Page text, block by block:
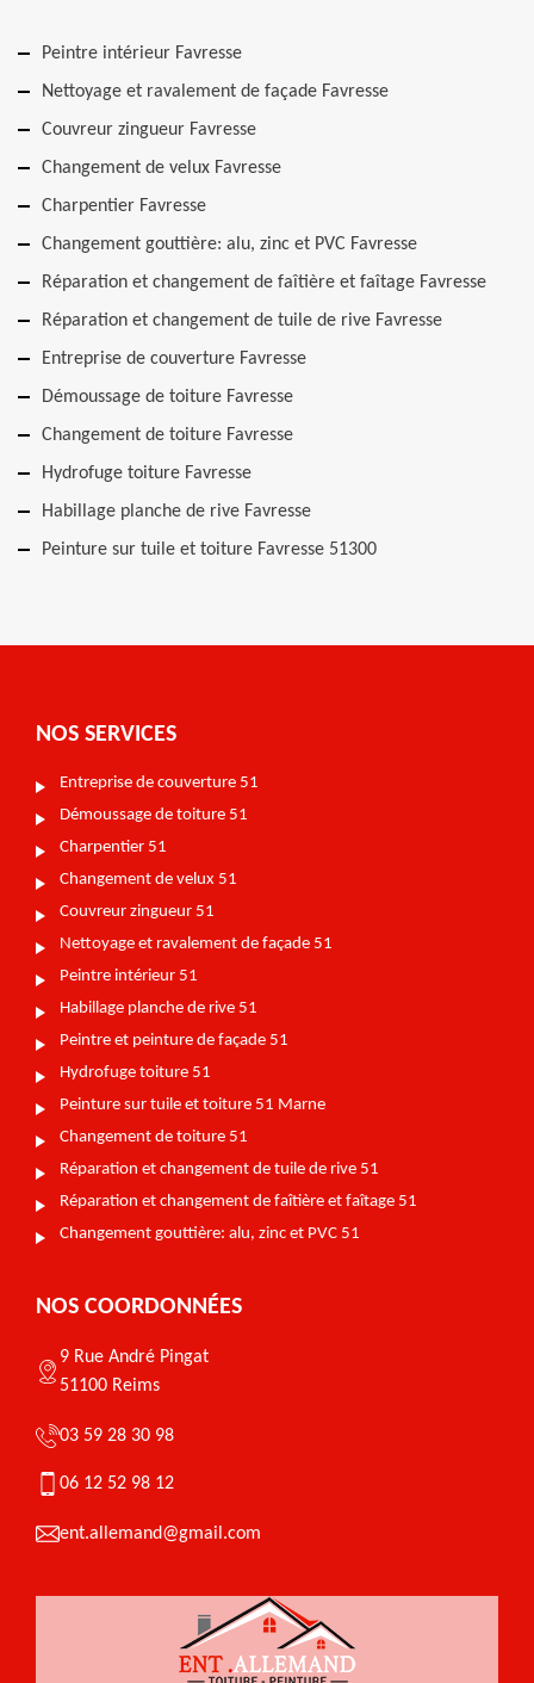
Peintre intérieur Favresse
Nettoyage et ravalement de façade Favresse
Couvreur zingueur Favresse
Changement de velux Favresse
Charpentier Favresse
Changement gouttière: alu, zinc et PVC Favresse
Réparation et changement de faîtière et faîtage Favresse
Réparation et changement de tuile de rive Favresse
Entreprise de couverture Favresse
Démoussage de toiture Favresse
Changement de toiture Favresse
Hydrofuge toiture Favresse
Habillage planche de rive Favresse
Peinture sur tuile et toiture Favresse 51300
NOS SERVICES
Entreprise de couverture 51
Démoussage de toiture 51
Charpentier 51
Changement de velux 51
Couvreur zingueur 51
Nettoyage et ravalement de façade 51
Peintre intérieur 51
Habillage planche de rive 51
Peintre et peinture de façade 51
Hydrofuge toiture 51
Peinture sur tuile et toiture 51 Marne
Changement de toiture 51
Réparation et changement de tuile de rive 51
Réparation et changement de faîtière et faîtage 51
Changement gouttière: alu, zinc et PVC 51
NOS COORDONNÉES
9 Rue André Pingat
51100 Reims
03 59 28 30 98
06 12 52 98 12
ent.allemand@gmail.com